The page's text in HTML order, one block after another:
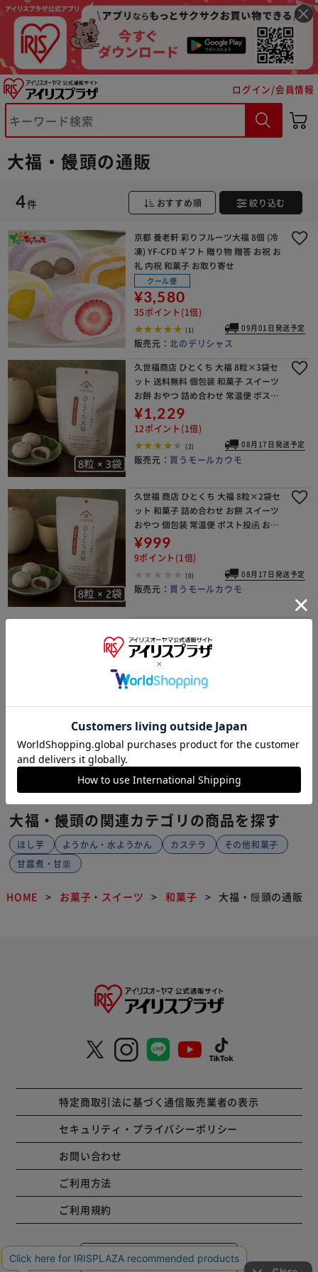
ログイン/会員情報
大福・饅頭の通販
4件 おすすめ順 絞り込む
京都 養老軒 彩りフルーツ大福 8個 (冷
凍) YF-CFD ギフト 贈り物 贈答 お祝 お
礼 内祝 和菓子 お取り寄せ
クール便
¥3,580
35ポイント(1倍)
(1) 09月01日発送予定
販売元：北のデリシャス
久世福商店 ひとくち 大福 8粒×3袋セ
ット 送料無料 個包装 和菓子 スイーツ
お餅 おやつ 詰め合わせ 常温便 ポスト
投函 ギフト プレゼント 人気 お取り寄
せ(大福3)【代引き不可】
¥1,229
12ポイント(1倍)
(2) 08月17日発送予定
販売元： 買うモールカウモ
久世福 商店 ひとくち 大福 8粒×2袋セ
ット 和菓子 詰め合わせ お餅 スイーツ
おやつ 個包装 常温便 ポスト投函 お取
り寄せ 人気 ギフト(大福2)【代引き不
可】
¥999
9ポイント(1倍)
(0) 08月17日発送予定
販売元： 買うモールカウモ
伊達抹茶、藻塩、生クリーム使用。
【代引き不可】
クール便
¥1,296+ 送料¥1,320
販売元： 牛たん炭焼利久
1
大福・饅頭の関連カテゴリの商品を探す
ほし芋 ようかん・水ようかん カステラ
その他和菓子
甘露煮・甘栗
HOME お菓子・スイーツ 和菓子 大福・饅頭の通販
特定商取引法に基づく通信販売業者の表示
セキュリティ・プライバシーポリシー
お問い合わせ
ご利用方法
ご利用規約
コーポレートサイト
※ご確認ください
カートに入れる